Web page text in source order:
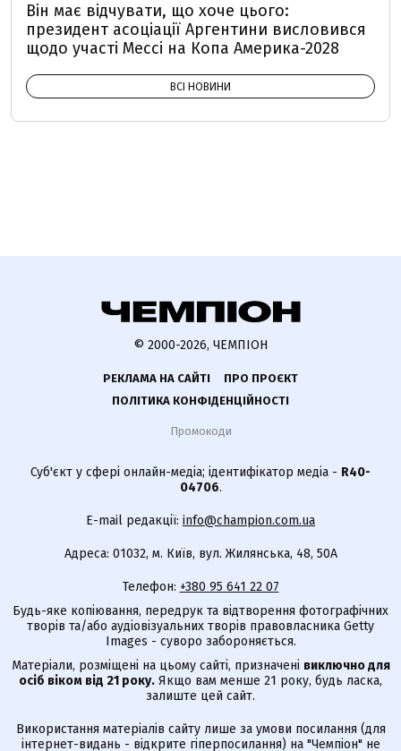
Він має відчувати, що хоче цього:
президент асоціації Аргентини висловився
щодо участі Мессі на Копа Америка-2028
ВСІ НОВИНИ
© 2000-2026, ЧЕМПІОН
РЕКЛАМА НА САЙТІ
ПРО ПРОЄКТ
ПОЛІТИКА КОНФІДЕНЦІЙНОСТІ
Промокоди
Суб'єкт у сфері онлайн-медіа; ідентифікатор медіа - R40-
04706.
E-mail редакції: info@champion.com.ua
Адреса: 01032, м. Київ, вул. Жилянська, 48, 50А
Телефон: +380 95 641 22 07
Будь-яке копіювання, передрук та відтворення фотографічних
творів та/або аудіовізуальних творів правовласника Getty
Images - суворо забороняється.
Матеріали, розміщені на цьому сайті, призначені виключно для
осіб віком від 21 року. Якщо вам менше 21 року, будь ласка,
залиште цей сайт.
Використання матеріалів сайту лише за умови посилання (для
інтернет-видань - відкрите гіперпосилання) на "Чемпіон" не